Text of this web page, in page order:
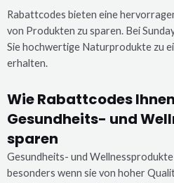
Rabattcodes bieten eine
von Produkten zu sparen. Bei
Sie hochwertige Naturprodukte zu
erhalten.
Wie Rabattcodes
Gesundheits- und
sparen
Gesundheits- und
besonders wenn sie von hoher